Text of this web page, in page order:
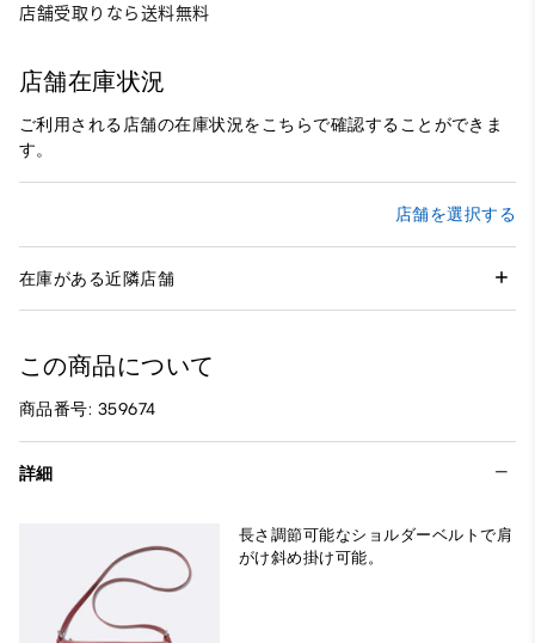
店舗受取りなら送料無料
店舗在庫状況
ご利用される店舗の在庫状況をこちらで確認することができま
す。
店舗を選択する
在庫がある近隣店舗
この商品について
商品番号: 359674
詳細
長さ調節可能なショルダーベルトで肩
がけ斜め掛け可能。